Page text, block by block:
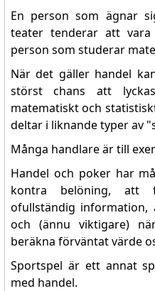
En person som ägnar
teater tenderar att
person som studerar
När det gäller handel
störst chans att
matematiskt och
deltar i liknande typer av
Många handlare är till
Handel och poker har
kontra belöning, att
ofullständig
och (ännu viktigare)
beräkna förväntat värde
Sportspel är ett annat
med handel.